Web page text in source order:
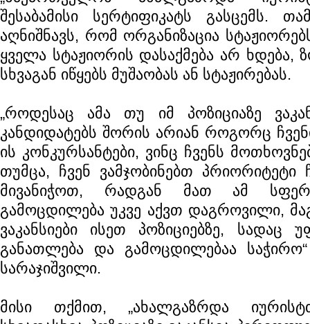
შესაბამისი სერტიფიკატს გასცემს.
აღნიშნავს, რომ ორგანიზაცია
ყველა სტაჟიორის დასაქმება არ ხდება,
სხვაგან იწყებს მუშაობას ან სტაჟირებას.
„როდესაც ამა თუ იმ პოზიციაზე
კანდიდატებს შორის არიან როგორც
ის კონკურსანტები, ვინც ჩვენს
თუმცა, ჩვენ ვამჯობინებთ პრიორიტეტი
მივანიჭოთ, რადგან მათ ამ
გამოცდილება უკვე აქვთ დაგროვილი,
ვაკანსიები ისეთ პოზიციებზე, სადაც
განათლება და გამოცდილებაა
სარაჯიშვილი.
მისი თქმით, „ახალგაზრდა